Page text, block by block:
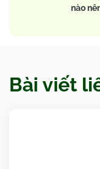
nào
Bài viết